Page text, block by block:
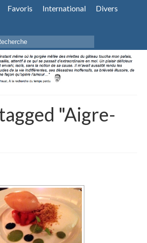
Favoris International
Divers
"Aigre-